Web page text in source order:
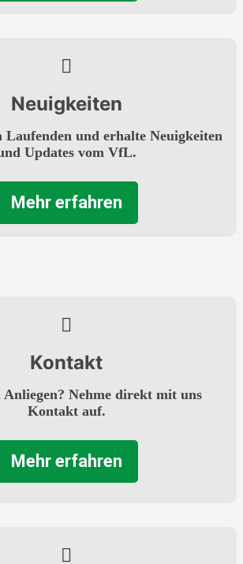
Neuigkeiten
Laufenden und erhalte Neuigkeiten
Updates vom VfL.
Mehr erfahren
Kontakt
Anliegen? Nehme direkt mit uns
Kontakt auf.
Mehr erfahren